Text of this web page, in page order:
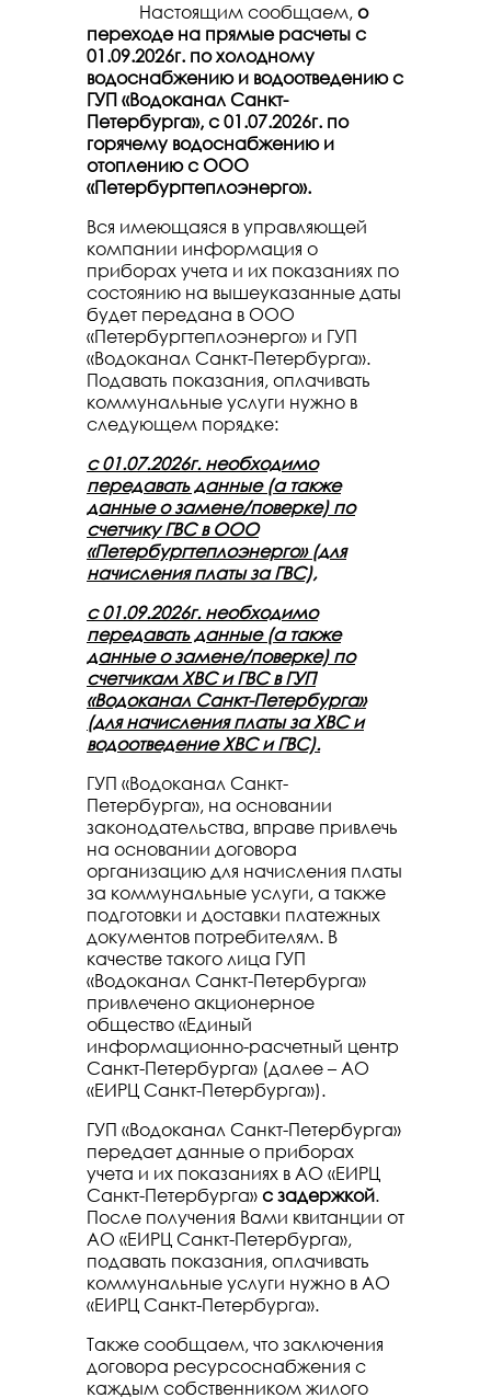
Настоящим сообщаем, о
переходе на прямые расчеты с
01.09.2026г. по холодному
водоснабжению и водоотведению с
ГУП «Водоканал Санкт-
Петербурга», с 01.07.2026г. по
горячему водоснабжению и
отоплению с ООО
«Петербургтеплоэнерго».
Вся имеющаяся в управляющей
компании информация о
приборах учета и их показаниях по
состоянию на вышеуказанные даты
будет передана в ООО
«Петербургтеплоэнерго» и ГУП
«Водоканал Санкт-Петербурга».
Подавать показания, оплачивать
коммунальные услуги нужно в
следующем порядке:
с 01.07.2026г. необходимо
передавать данные (а также
данные о замене/поверке) по
счетчику ГВС в ООО
«Петербургтеплоэнерго» (для
начисления платы за ГВС),
с 01.09.2026г. необходимо
передавать данные (а также
данные о замене/поверке) по
счетчикам ХВС и ГВС в ГУП
«Водоканал Санкт-Петербурга»
(для начисления платы за ХВС и
водоотведение ХВС и ГВС).
ГУП «Водоканал Санкт-
Петербурга», на основании
законодательства, вправе привлечь
на основании договора
организацию для начисления платы
за коммунальные услуги, а также
подготовки и доставки платежных
документов потребителям. В
качестве такого лица ГУП
«Водоканал Санкт-Петербурга»
привлечено акционерное
общество «Единый
информационно-расчетный центр
Санкт-Петербурга» (далее – АО
«ЕИРЦ Санкт-Петербурга»).
ГУП «Водоканал Санкт-Петербурга»
передает данные о приборах
учета и их показаниях в АО «ЕИРЦ
Санкт-Петербурга» с задержкой.
После получения Вами квитанции от
АО «ЕИРЦ Санкт-Петербурга»,
подавать показания, оплачивать
коммунальные услуги нужно в АО
«ЕИРЦ Санкт-Петербурга».
Также сообщаем, что заключения
договора ресурсоснабжения с
каждым собственником жилого